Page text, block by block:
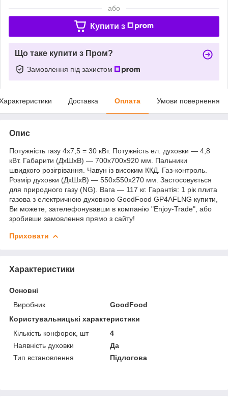
або
Купити з
Що таке купити з Пром?
Замовлення під захистом
Доставка Оплата Умови повернення
Опис
Потужність газу 4х7,5 = 30 кВт. Потужність ел. духовки — 4,8
кВт. Габарити (ДхШхВ) — 700х700х920 мм. Пальники
швидкого розігрівання. Чавун із високим ККД. Газ-контроль.
Розмір духовки (ДхШхВ) — 550х550х270 мм. Застосовується
для природного газу (NG). Вага — 117 кг. Гарантія: 1 рік плита
газова з електричною духовкою GoodFood GP4AFLNG купити,
Ви можете, зателефонувавши в компанію "Enjoy-Trade", або
зробивши замовлення прямо з сайту!
Приховати
Характеристики
Основні
Виробник
GoodFood
Користувальницькі характеристики
Кількість конфорок, шт
4
Наявність духовки
Да
Тип встановлення
Підлогова